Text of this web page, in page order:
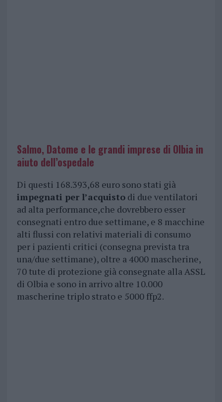
Salmo, Datome e le grandi imprese di Olbia in
aiuto dell’ospedale
Di questi 168.393,68 euro sono stati già
impegnati per l’acquistodi due ventilatori
ad alta performance,che dovrebbero esser
consegnati entro due settimane, e 8 macchine
alti flussi con relativi materiali di consumo
per i pazienti critici (consegna prevista tra
una/due settimane), oltre a 4000 mascherine,
70 tute di protezione già consegnate alla ASSL
di Olbia e sono in arrivo altre 10.000
mascherine triplo strato e 5000 ffp2.